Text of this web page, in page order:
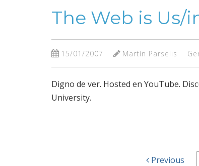
The Web is Us/
15/01/2007 Martín Parselis
Digno de ver. Hosted en YouTube.
University.
Previous